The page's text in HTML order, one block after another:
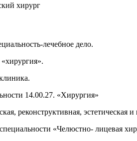
хирург
лечебное дело.
14.00.27. «Хирургия»
реконструктивная,
«Челюстно- лицевая